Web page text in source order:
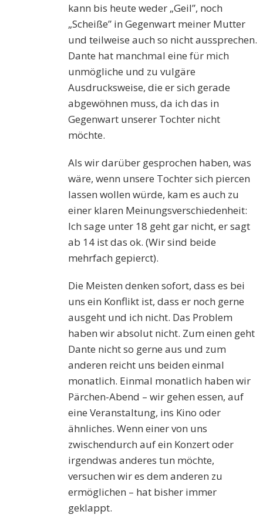
kann bis heute weder „Geil”, noch
„Scheiße” in Gegenwart meiner Mutter
und teilweise auch so nicht aussprechen.
Dante hat manchmal eine für mich
unmögliche und zu vulgäre
Ausdrucksweise, die er sich gerade
abgewöhnen muss, da ich das in
Gegenwart unserer Tochter nicht
möchte.
Als wir darüber gesprochen haben, was
wäre, wenn unsere Tochter sich piercen
lassen wollen würde, kam es auch zu
einer klaren Meinungsverschiedenheit:
Ich sage unter 18 geht gar nicht, er sagt
ab 14 ist das ok. (Wir sind beide
mehrfach gepierct).
Die Meisten denken sofort, dass es bei
uns ein Konflikt ist, dass er noch gerne
ausgeht und ich nicht. Das Problem
haben wir absolut nicht. Zum einen geht
Dante nicht so gerne aus und zum
anderen reicht uns beiden einmal
monatlich. Einmal monatlich haben wir
Pärchen-Abend – wir gehen essen, auf
eine Veranstaltung, ins Kino oder
ähnliches. Wenn einer von uns
zwischendurch auf ein Konzert oder
irgendwas anderes tun möchte,
versuchen wir es dem anderen zu
ermöglichen – hat bisher immer
geklappt.